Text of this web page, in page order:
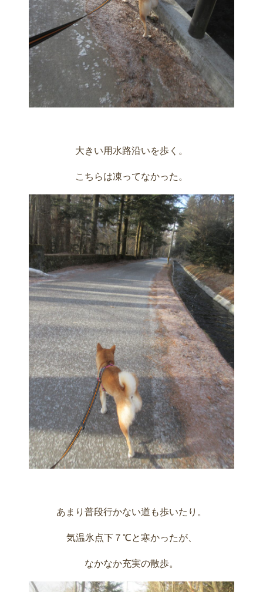
大きい用水路沿いを歩く。
こちらは凍ってなかった。
あまり普段行かない道も歩いたり。
気温氷点下７℃と寒かったが、
なかなか充実の散歩。